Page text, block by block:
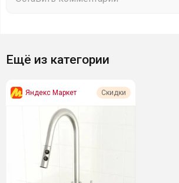
Ещё из категории
Яндекс Маркет Скидки